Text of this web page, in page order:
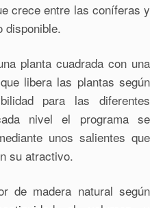
crece entre las coníferas y
disponible.
planta cuadrada con una
libera las plantas según
para las diferentes
nivel el programa se
unos salientes que
su atractivo.
de madera natural según